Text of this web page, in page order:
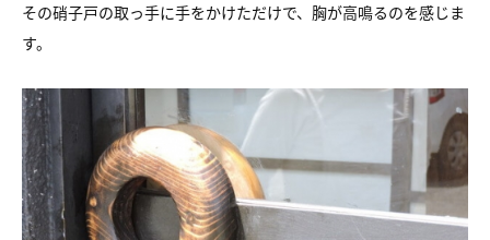
その硝子戸の取っ手に手をかけただけで、胸が高鳴るのを感じま
す。